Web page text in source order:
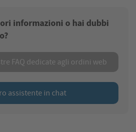
informazioni o hai dubbi
FAQ dedicate agli ordini web
assistente in chat